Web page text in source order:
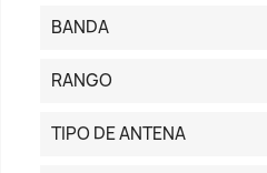
BANDA
RANGO
TIPO DE ANTENA